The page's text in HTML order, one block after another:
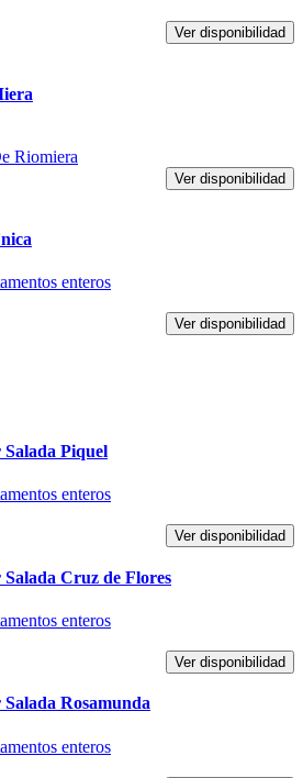
Ver disponibilidad
Riomiera
Ver disponibilidad
enteros
Ver disponibilidad
Piquel
enteros
Ver disponibilidad
Cruz de Flores
enteros
Ver disponibilidad
Rosamunda
enteros